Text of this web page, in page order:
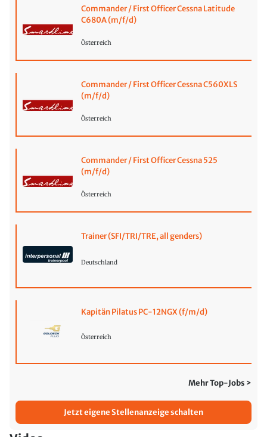
Commander / First Officer Cessna Latitude
C680A (m/f/d)
Österreich
Commander / First Officer Cessna C560XLS
(m/f/d)
Österreich
Commander / First Officer Cessna 525
(m/f/d)
Österreich
Trainer (SFI/TRI/TRE, all genders)
Deutschland
Kapitän Pilatus PC-12NGX (f/m/d)
Österreich
Mehr Top-Jobs >
Jetzt eigene Stellenanzeige schalten